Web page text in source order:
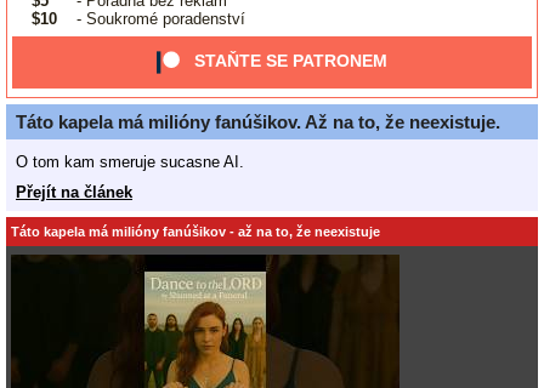
$10
- Soukromé poradenství
STAŇTE SE PATRONEM
Táto kapela má milióny fanúšikov. Až na to, že neexistuje.
O tom kam smeruje sucasne AI.
Přejít na článek
Táto kapela má milióny fanúšikov - až na to, že neexistuje